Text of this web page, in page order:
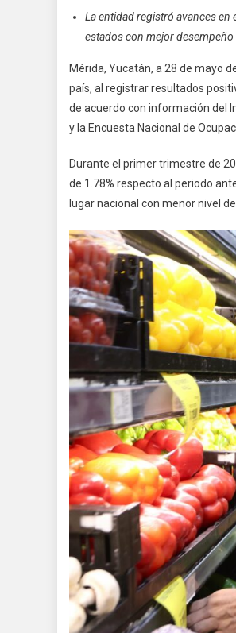
La entidad registró avances
estados con mejor desempeño
Mérida, Yucatán, a 28 de mayo
país, al registrar resultados
de acuerdo con información del
y la Encuesta Nacional de
Durante el primer trimestre de
de 1.78% respecto al periodo
lugar nacional con menor nivel